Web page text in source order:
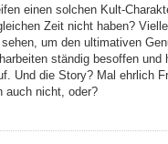
einen solchen Kult-
Zeit nicht haben?
um den ultimativen
ständig besoffen und
Und die Story? Mal ehrlich
auch nicht, oder?